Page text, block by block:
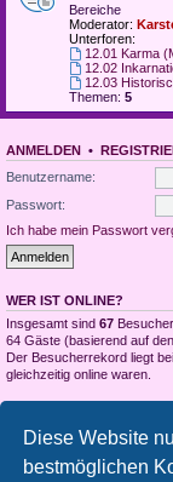
Diese Website
bestmöglichen
Bereiche
Moderator:
Unterforen:
12.01 Karma
12.02
12.03
Themen: 5
ANMELDEN •
Benutzername:
Passwort:
Ich habe mein Passwort
WER IST ONLINE?
Insgesamt sind 67
64 Gäste (basierend auf
Der Besucherrekord liegt bei
gleichzeitig online waren.
Beiträge insgesamt3990 •